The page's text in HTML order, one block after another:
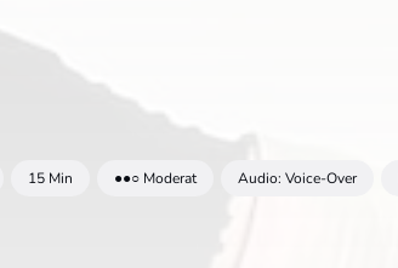
15 Min ●●○ Moderat Audio: Voice-Over